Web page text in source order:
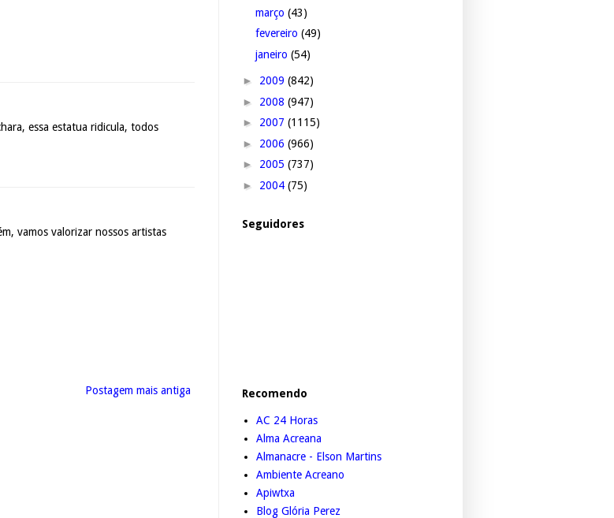
essa estatua ridicula, todos
vamos valorizar nossos artistas
Postagem mais antiga
março (43)
fevereiro (49)
janeiro (54)
► 2009 (842)
► 2008 (947)
► 2007 (1115)
► 2006 (966)
► 2005 (737)
► 2004 (75)
Seguidores
Recomendo
AC 24 Horas
Alma Acreana
Almanacre - Elson Martins
Ambiente Acreano
Apiwtxa
Blog Glória Perez